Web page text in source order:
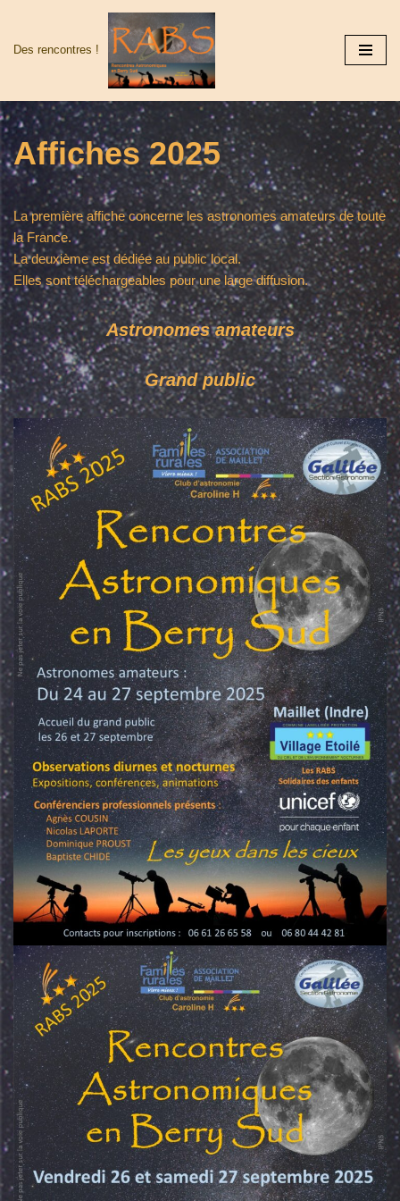
Aller
Des rencontres !
Affiches 2025
La première affiche concerne les astronomes amateurs de toute
la France.
La deuxième est dédiée au public local.
Elles sont téléchargeables pour une large diffusion.
Astronomes amateurs
Grand public